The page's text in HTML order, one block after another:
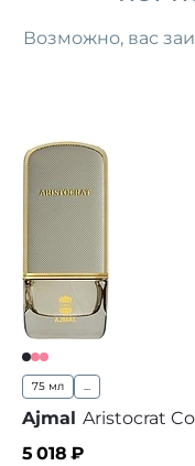
Возможно, вас
75 мл ...
Ajmal Aristocrat
5 018 ₽